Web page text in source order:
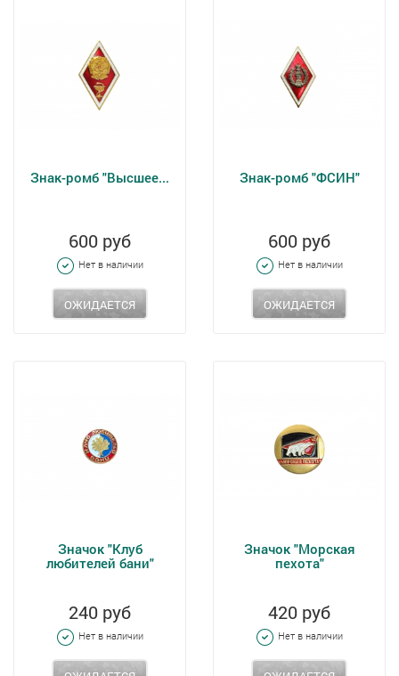
Знак-ромб "Высшее...
600 руб
Нет в наличии
ОЖИДАЕТСЯ
Знак-ромб "ФСИН"
600 руб
Нет в наличии
ОЖИДАЕТСЯ
Значок "Клуб
любителей бани"
240 руб
Нет в наличии
Значок "Морская
пехота"
420 руб
Нет в наличии